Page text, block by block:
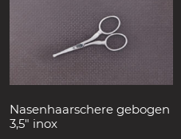
Nasenhaarschere gebogen
3,5″ inox